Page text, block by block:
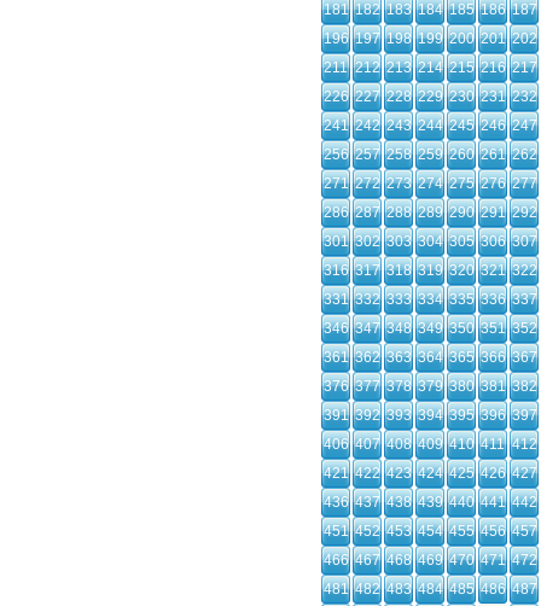
181 182 183 184 185 186 187
196 197 198 199 200 201 202
211 212 213 214 215 216 217
226 227 228 229 230 231 232
241 242 243 244 245 246 247
256 257 258 259 260 261 262
271 272 273 274 275 276 277
286 287 288 289 290 291 292
301 302 303 304 305 306 307
316 317 318 319 320 321 322
331 332 333 334 335 336 337
346 347 348 349 350 351 352
361 362 363 364 365 366 367
376 377 378 379 380 381 382
391 392 393 394 395 396 397
406 407 408 409 410 411 412
421 422 423 424 425 426 427
436 437 438 439 440 441 442
451 452 453 454 455 456 457
466 467 468 469 470 471 472
481 482 483 484 485 486 487